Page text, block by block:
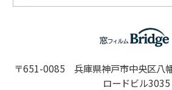
〒651-0085 兵庫県神戸市中央区八
ロードビル3035